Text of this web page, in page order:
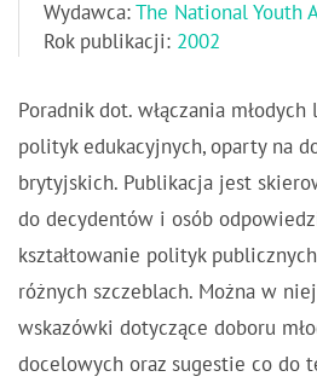
Wydawca: The National Youth
Rok publikacji: 2002
Poradnik dot. włączania
polityk edukacyjnych, oparty na
brytyjskich. Publikacja jest
do decydentów i osób
kształtowanie polityk
różnych szczeblach. Można w
wskazówki dotyczące doboru
docelowych oraz sugestie co do